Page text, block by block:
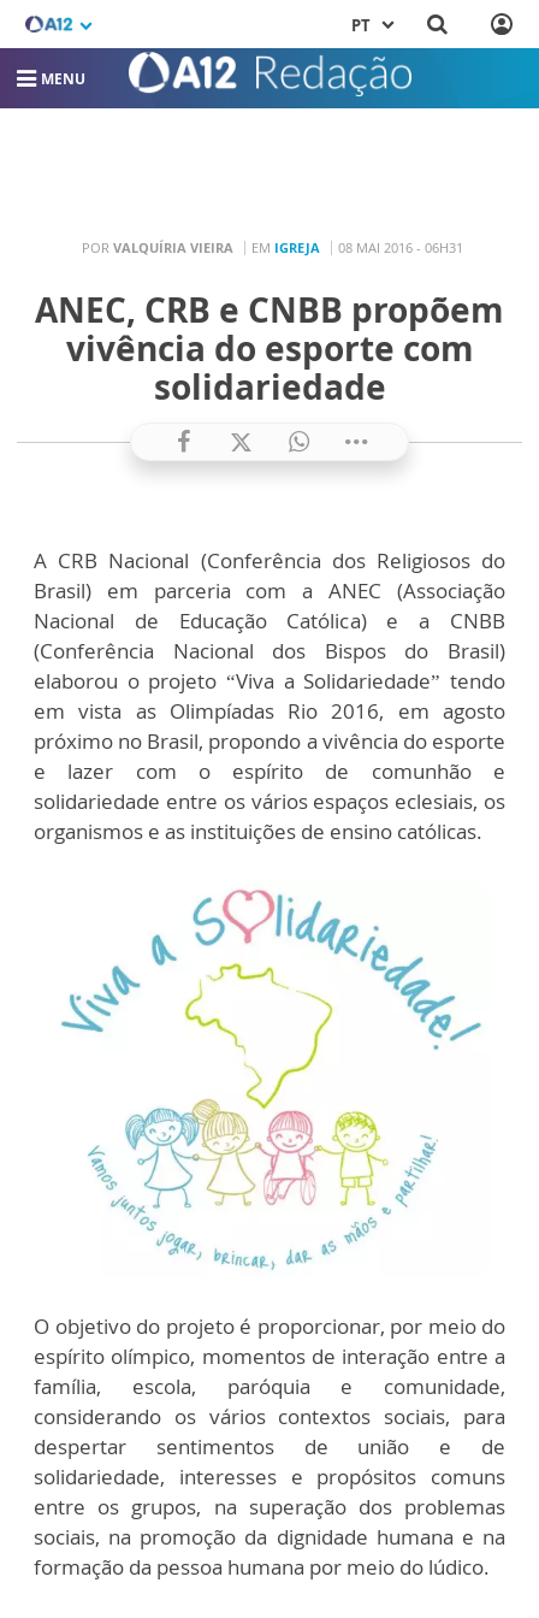
PT
MENU
POR VALQUÍRIA VIEIRA EM IGREJA 08 MAI 2016 - 06H31
ANEC, CRB e CNBB propõem
vivência do esporte com
solidariedade
A CRB Nacional (Conferência dos Religiosos do
Brasil) em parceria com a ANEC (Associação
Nacional de Educação Católica) e a CNBB
(Conferência Nacional dos Bispos do Brasil)
elaborou o projeto “Viva a Solidariedade” tendo
em vista as Olimpíadas Rio 2016, em agosto
próximo no Brasil, propondo a vivência do esporte
e lazer com o espírito de comunhão e
solidariedade entre os vários espaços eclesiais, os
organismos e as instituições de ensino católicas.
O objetivo do projeto é proporcionar, por meio do
espírito olímpico, momentos de interação entre a
família, escola, paróquia e comunidade,
considerando os vários contextos sociais, para
despertar sentimentos de união e de
solidariedade, interesses e propósitos comuns
entre os grupos, na superação dos problemas
sociais, na promoção da dignidade humana e na
formação da pessoa humana por meio do lúdico.